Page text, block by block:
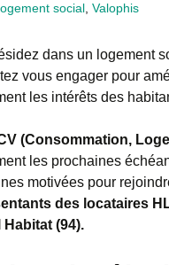
social Valophis
dans un logement
vous engager pour
les intérêts des
(Consommation,
les prochaines
motivées pour
des locataires
Habitat (94).